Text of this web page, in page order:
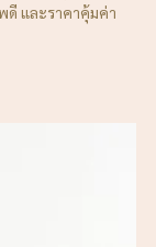
ดี และราคาคุ้มค่า